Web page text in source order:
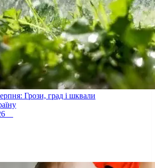
Грози, град і шквали